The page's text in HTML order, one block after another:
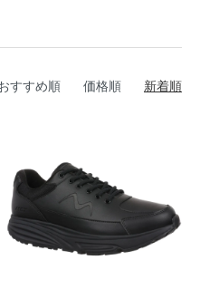
すすめ順 価格順 新着順